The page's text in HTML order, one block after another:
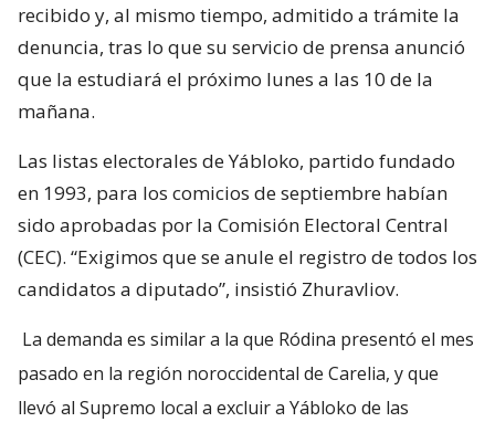
recibido y, al mismo tiempo, admitido a trámite la
denuncia, tras lo que su servicio de prensa anunció
que la estudiará el próximo lunes a las 10 de la
mañana.
Las listas electorales de Yábloko, partido fundado
en 1993, para los comicios de septiembre habían
sido aprobadas por la Comisión Electoral Central
(CEC). “Exigimos que se anule el registro de todos los
candidatos a diputado”, insistió Zhuravliov.
La demanda es similar a la que Ródina presentó el mes
pasado en la región noroccidental de Carelia, y que
llevó al Supremo local a excluir a Yábloko de las